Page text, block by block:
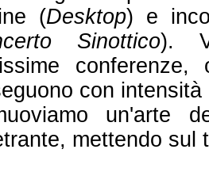
(Desktop) e
Sinottico).
con
un'arte
mettendo sul